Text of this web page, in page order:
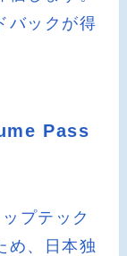
バックが得
Pass
プテック
め、日本独